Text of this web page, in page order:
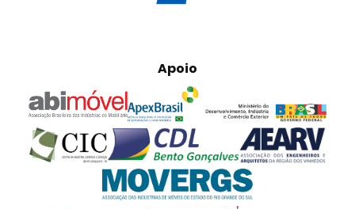
Apoio